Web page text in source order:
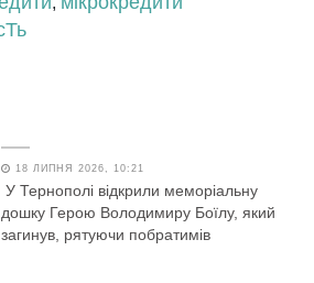
18 ЛИПНЯ 2026, 10:21
У Тернополі відкрили меморіальну
дошку Герою Володимиру Боїлу, який
загинув, рятуючи побратимів